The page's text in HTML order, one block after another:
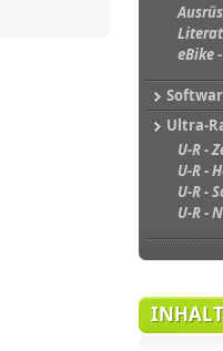
eBike
Ultra-
U-R -
U-R -
U-R -
U-R -